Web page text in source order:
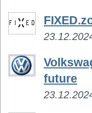
future